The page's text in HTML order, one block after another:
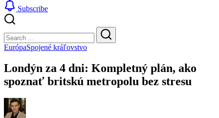
Subscribe
Search
Search
EurópaSpojené kráľovstvo
Londýn za 4 dni: Kompletný plán, ako
spoznať britskú metropolu bez stresu